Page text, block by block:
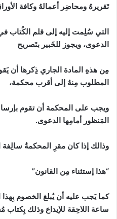
تَقريرهُ ومحاضِر أعمالهُ وكافة
التي سُلِمت إليه إلى قلم الكُتاب
الدعوى، ويجوز للخَبير بتَصريح
مِن هذهِ المادة الجاري ذِكرها أن
المطلوب مِنهُ إلى أقرب محكمة،
ويجب على المحكمة أن تقوم
المَنظور أمامِها الدعوى.
وذالك إذا كان مقرِ المحكمةُ سالِفة
“هذا إستثناء مِن القانون”
كما يَجب عليه أن يُبلغ الخصوم بِهذا
ساعة اللاحِقة للإيداع وذلك